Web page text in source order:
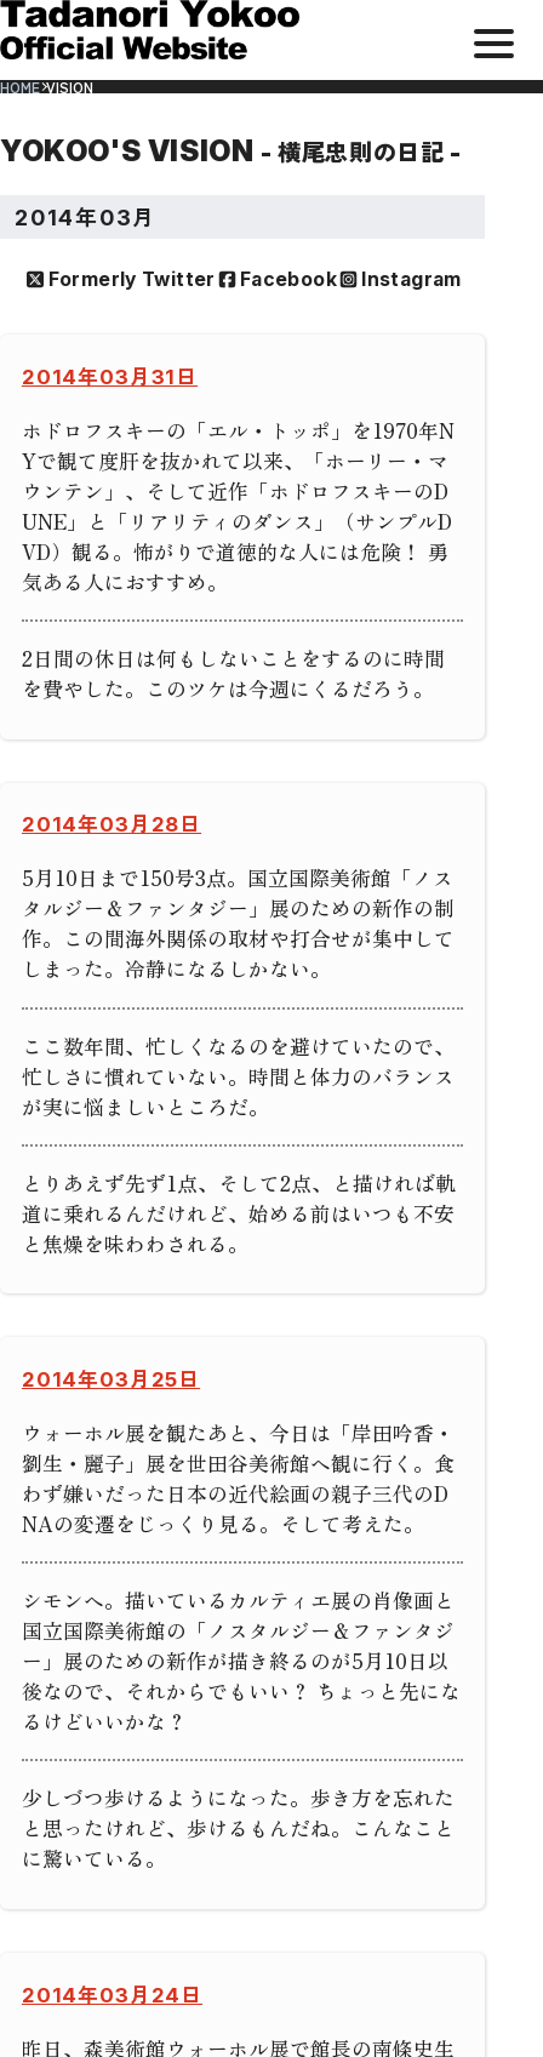
サ
ト
内
ー
本
ま
で
プ
メ
ュ
HOME VISION
YOKOO'S VISION - 横尾忠則の日記 -
2014年03月
Formerly Twitter Facebook Instagram
2014年03月31日
ホドロフスキーの「エル・トッポ」を1970年N
Yで観て度肝を抜かれて以来、「ホーリー・マ
ウンテン」、そして近作「ホドロフスキーのD
UNE」と「リアリティのダンス」（サンプルD
VD）観る。怖がりで道徳的な人には危険！ 勇
気ある人におすすめ。
2日間の休日は何もしないことをするのに時間
を費やした。このツケは今週にくるだろう。
2014年03月28日
5月10日まで150号3点。国立国際美術館「ノス
タルジー＆ファンタジー」展のための新作の制
作。この間海外関係の取材や打合せが集中して
しまった。冷静になるしかない。
ここ数年間、忙しくなるのを避けていたので、
忙しさに慣れていない。時間と体力のバランス
が実に悩ましいところだ。
とりあえず先ず1点、そして2点、と描ければ軌
道に乗れるんだけれど、始める前はいつも不安
と焦燥を味わわされる。
2014年03月25日
ウォーホル展を観たあと、今日は「岸田吟香・
劉生・麗子」展を世田谷美術館へ観に行く。食
わず嫌いだった日本の近代絵画の親子三代のD
NAの変遷をじっくり見る。そして考えた。
シモンへ。描いているカルティエ展の肖像画と
国立国際美術館の「ノスタルジー＆ファンタジ
ー」展のための新作が描き終るのが5月10日以
後なので、それからでもいい？ ちょっと先にな
るけどいいかな？
少しづつ歩けるようになった。歩き方を忘れた
と思ったけれど、歩けるもんだね。こんなこと
に驚いている。
2014年03月24日
昨日、森美術館ウォーホル展で館長の南條史生